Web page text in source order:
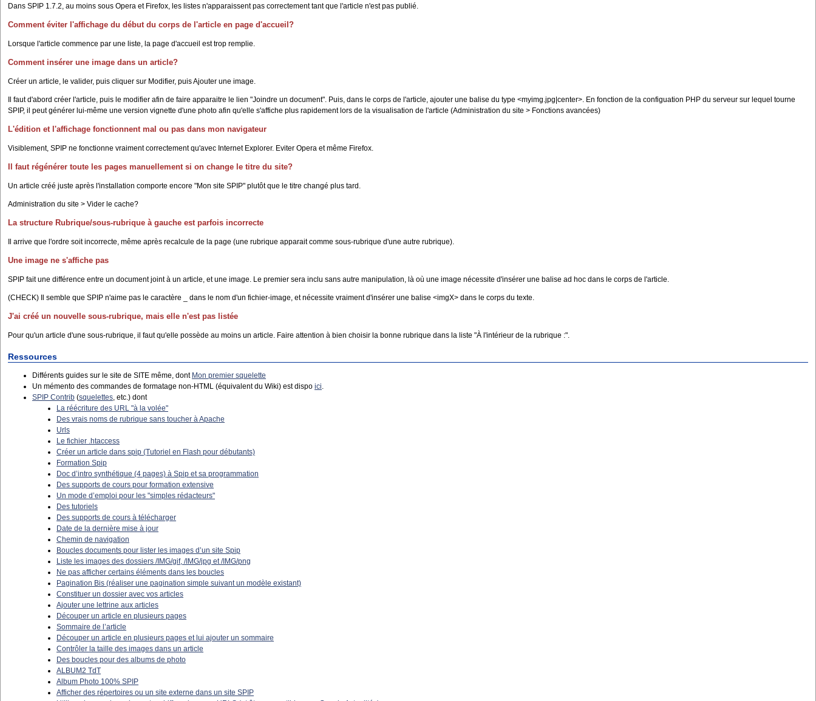
Dans SPIP 1.7.2, au moins sous Opera et Firefox, les listes n'apparaissent pas correctement tant que l'article n'est pas publié.
Comment éviter l'affichage du début du corps de l'article en page d'accueil?
Lorsque l'article commence par une liste, la page d'accueil est trop remplie.
Comment insérer une image dans un article?
Créer un article, le valider, puis cliquer sur Modifier, puis Ajouter une image.
Il faut d'abord créer l'article, puis le modifier afin de faire apparaitre le lien "Joindre un document". Puis, dans le corps de l'article, ajouter une balise du type <myimg.jpg|center>. En fonction de la configuation PHP du serveur sur lequel tourne
SPIP, il peut générer lui-même une version vignette d'une photo afin qu'elle s'affiche plus rapidement lors de la visualisation de l'article (Administration du site > Fonctions avancées)
L'édition et l'affichage fonctionnent mal ou pas dans mon navigateur
Visiblement, SPIP ne fonctionne vraiment correctement qu'avec Internet Explorer. Eviter Opera et même Firefox.
Il faut régénérer toute les pages manuellement si on change le titre du site?
Un article créé juste après l'installation comporte encore "Mon site SPIP" plutôt que le titre changé plus tard.
Administration du site > Vider le cache?
La structure Rubrique/sous-rubrique à gauche est parfois incorrecte
Il arrive que l'ordre soit incorrecte, même après recalcule de la page (une rubrique apparait comme sous-rubrique d'une autre rubrique).
Une image ne s'affiche pas
SPIP fait une différence entre un document joint à un article, et une image. Le premier sera inclu sans autre manipulation, là où une image nécessite d'insérer une balise ad hoc dans le corps de l'article.
(CHECK) Il semble que SPIP n'aime pas le caractère _ dans le nom d'un fichier-image, et nécessite vraiment d'insérer une balise <imgX> dans le corps du texte.
J'ai créé un nouvelle sous-rubrique, mais elle n'est pas listée
Pour qu'un article d'une sous-rubrique, il faut qu'elle possède au moins un article. Faire attention à bien choisir la bonne rubrique dans la liste "À l'intérieur de la rubrique :".
Ressources
Différents guides sur le site de SITE même, dont Mon premier squelette
Un mémento des commandes de formatage non-HTML (équivalent du Wiki) est dispo ici.
SPIP Contrib (squelettes, etc.) dont
La réécriture des URL "à la volée"
Des vrais noms de rubrique sans toucher à Apache
Urls
Le fichier .htaccess
Créer un article dans spip (Tutoriel en Flash pour débutants)
Formation Spip
Doc d’intro synthétique (4 pages) à Spip et sa programmation
Des supports de cours pour formation extensive
Un mode d’emploi pour les "simples rédacteurs"
Des tutoriels
Des supports de cours à télécharger
Date de la dernière mise à jour
Chemin de navigation
Boucles documents pour lister les images d’un site Spip
Liste les images des dossiers /IMG/gif, /IMG/jpg et /IMG/png
Ne pas afficher certains éléments dans les boucles
Pagination Bis (réaliser une pagination simple suivant un modèle existant)
Constituer un dossier avec vos articles
Ajouter une lettrine aux articles
Découper un article en plusieurs pages
Sommaire de l’article
Découper un article en plusieurs pages et lui ajouter un sommaire
Contrôler la taille des images dans un article
Des boucles pour des albums de photo
ALBUM2 TdT
Album Photo 100% SPIP
Afficher des répertoires ou un site externe dans un site SPIP